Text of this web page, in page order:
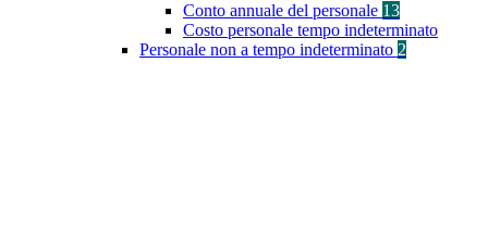
Conto annuale del personale 13
Costo personale tempo indeterminato
Personale non a tempo indeterminato 2